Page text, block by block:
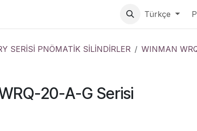
Türkçe
SERİSİ PNÖMATİK SİLİNDİRLER
WINMAN
20-A-G Serisi